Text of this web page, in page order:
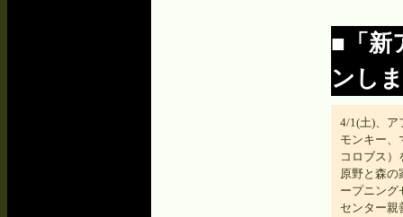
■「新
ンし
4/1(土)、ア
モンキー、
コロブス
原野と森の
ープニング
センター親